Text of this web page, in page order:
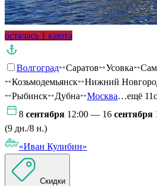
осталась 1 каюта
Волгоград Саратов Усовка
Козьмодемьянск
Нижний
Рыбинск
Дубна Москва…ещё 11
8 сентября 12:00 — 16 сентября
(9 дн./8 н.)
«Иван Кулибин»
Скидки